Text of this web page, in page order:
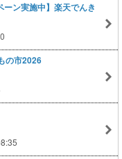
ーン実施中】楽天でんき
の市2026